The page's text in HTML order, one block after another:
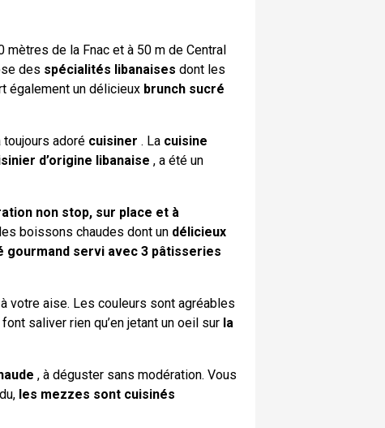
mètres de la Fnac et à 50 m de Central
des spécialités libanaises dont les
également un délicieux brunch sucré
toujours adoré cuisiner . La cuisine
d’origine libanaise , a été un
non stop, sur place et à
boissons chaudes dont un délicieux
gourmand servi avec 3 pâtisseries
votre aise. Les couleurs sont agréables
saliver rien qu’en jetant un oeil sur la
, à déguster sans modération. Vous
les mezzes sont cuisinés